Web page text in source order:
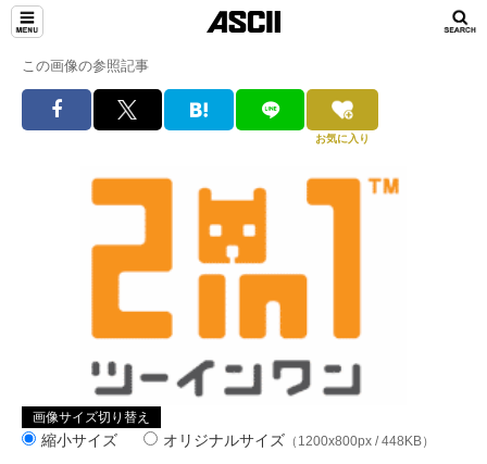
この画像の参照記事
お気に入り
画像サイズ切り替え
縮小サイズ オリジナルサイズ （1200x800px / 448KB）